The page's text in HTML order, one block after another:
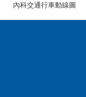
內科交通行車動線圖